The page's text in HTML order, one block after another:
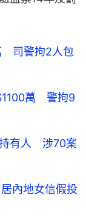
司警拘2人包
萬 警拘9
有人 涉70案
內地女信假投